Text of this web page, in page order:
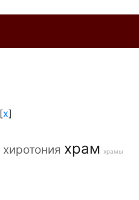
[x]
хиротония храм храмы